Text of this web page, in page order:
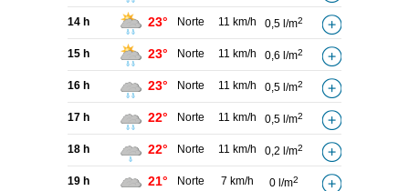
14 h 23° Norte 11 km/h 0,5 l/m2
15 h 23° Norte 11 km/h 0,6 l/m2
16 h 23° Norte 11 km/h 0,5 l/m2
17 h 22° Norte 11 km/h 0,5 l/m2
18 h 22° Norte 11 km/h 0,2 l/m2
19 h 21° Norte 7 km/h 0 l/m2